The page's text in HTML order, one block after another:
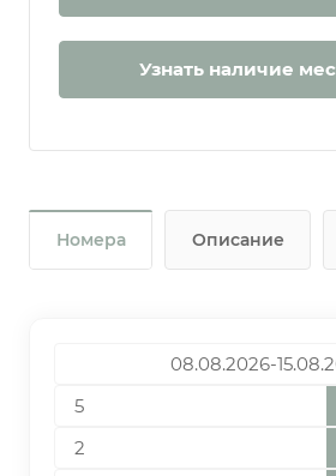
Узнать наличие
Номера Описание